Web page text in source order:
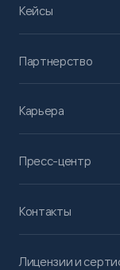
Кейсы
Партнерство
Карьера
Пресс-центр
Контакты
Лицензии и